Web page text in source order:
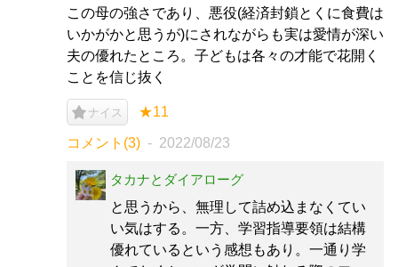
この母の強さであり、悪役(経済封鎖とくに食費は
いかがかと思うが)にされながらも実は愛情が深い
夫の優れたところ。子どもは各々の才能で花開く
ことを信じ抜く
ナイス ★11
コメント(3) 2022/08/23
タカナとダイアローグ
と思うから、無理して詰め込まなくてい
い気はする。一方、学習指導要領は結構
優れているという感想もあり。一通り学